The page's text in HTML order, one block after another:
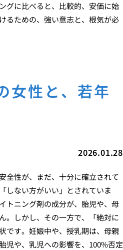
グに比べると、比較的、安価に始
るための、強い意志と、根気が必
女性と、若年
2026.01.28
全性が、まだ、十分に確立されて
しない方がいい」とされていま
トニング剤の成分が、胎児や、母
。しかし、その一方で、「絶対に
です。妊娠中や、授乳期は、母親
児や、乳児への影響を、100%否定